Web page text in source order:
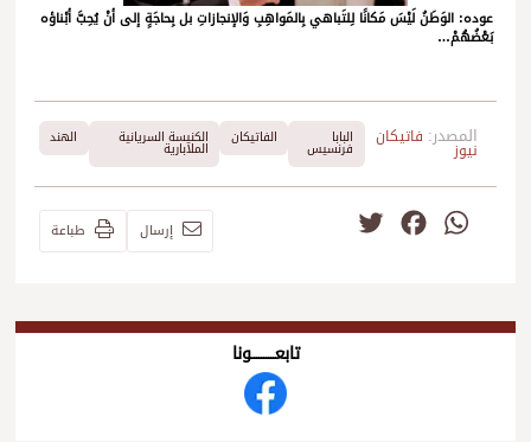
عوده: الوَطَنُ لَيْسَ مَكانًا لِلتَباهي بِالمَواهِبِ وَالإنجازاتِ بل بِحاجَةٍ إلى أنْ يُحِبَّ أبْناؤه
بَعْضُهُمْ…
المصدر: فاتيكان
نيوز
البابا
فرنسيس
الفاتيكان الكنيسة السريانية
الملابارية
الهند
WhatsApp
Facebook إرسال طباعة
تابعــــــــــونا